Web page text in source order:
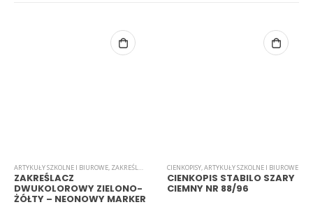
ARTYKUŁY SZKOLNE I BIUROWE, ZAKREŚLACZE
ZAKREŚLACZ
DWUKOLOROWY ZIELONO-
ŻÓŁTY – NEONOWY MARKER
CIENKOPISY,ARTYKUŁY SZKOLNE I BIUROWE
CIENKOPIS STABILO SZARY
CIEMNY NR 88/96